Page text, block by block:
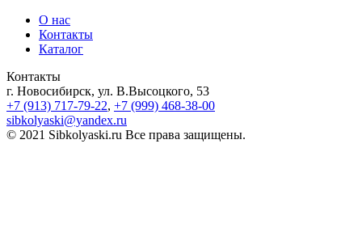
О нас
Контакты
Каталог
Контакты
г. Новосибирск, ул. В.Высоцкого, 53
+7 (913) 717-79-22, +7 (999) 468-38-00
sibkolyaski@yandex.ru
© 2021 Sibkolyaski.ru Все права защищены.